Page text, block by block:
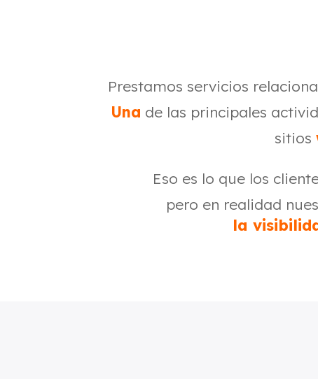
Prestamos servicios
Una de las principales
sitios
Eso es lo que los
pero en realidad
la